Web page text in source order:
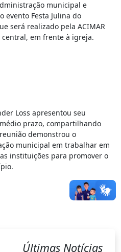
municipal e
evento Festa Julina do
será realizado pela ACIMAR
em frente à igreja.
Loss apresentou seu
prazo, compartilhando
demonstrou o
municipal em trabalhar em
instituições para promover o
Últimas Notícias